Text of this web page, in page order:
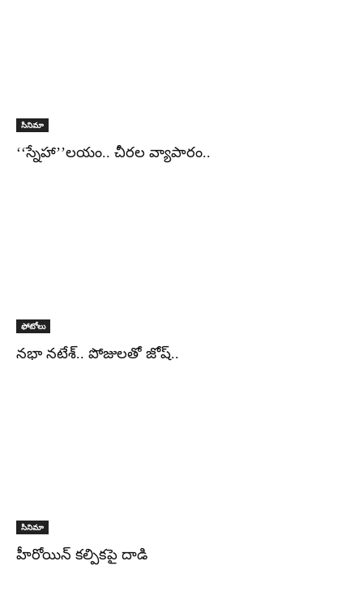
సినిమా
‘‘స్నేహా’’లయం.. చీరల వ్యాపారం..
ఫోటోలు
నభా నటేశ్.. పోజులతో జోష్..
సినిమా
హీరోయిన్ కల్పికపై దాడి